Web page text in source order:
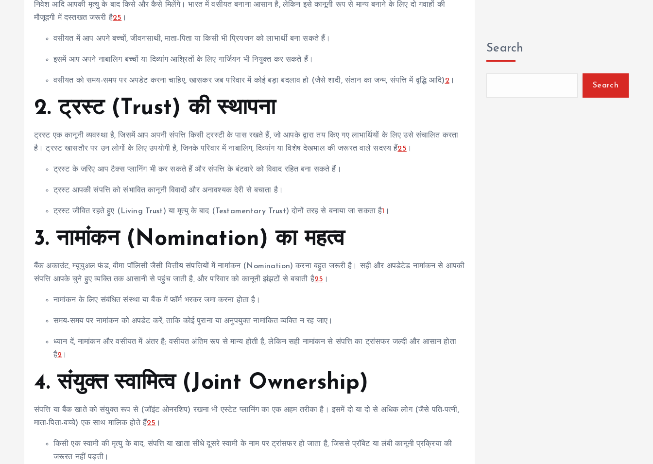
निवेश आदि आपकी मृत्यु के बाद किसे और कैसे मिलेंगे। भारत में वसीयत बनाना आसान है, लेकिन इसे कानूनी रूप से मान्य बनाने के लिए दो गवाहों की
मौजूदगी में दस्तखत जरूरी है25 ।
वसीयत में आप अपने बच्चों, जीवनसाथी, माता-पिता या किसी भी प्रियजन को लाभार्थी बना सकते हैं।
इसमें आप अपने नाबालिग बच्चों या दिव्यांग आश्रितों के लिए गार्जियन भी नियुक्त कर सकते हैं।
वसीयत को समय-समय पर अपडेट करना चाहिए, खासकर जब परिवार में कोई बड़ा बदलाव हो (जैसे शादी, संतान का जन्म, संपत्ति में वृद्धि आदि)2।
2. ट्रस्ट (Trust) की स्थापना
ट्रस्ट एक कानूनी व्यवस्था है, जिसमें आप अपनी संपत्ति किसी ट्रस्टी के पास रखते हैं, जो आपके द्वारा तय किए गए लाभार्थियों के लिए उसे संचालित करता
है। ट्रस्ट खासतौर पर उन लोगों के लिए उपयोगी है, जिनके परिवार में नाबालिग, दिव्यांग या विशेष देखभाल की जरूरत वाले सदस्य हैं25 ।
ट्रस्ट के जरिए आप टैक्स प्लानिंग भी कर सकते हैं और संपत्ति के बंटवारे को विवाद रहित बना सकते हैं।
ट्रस्ट आपकी संपत्ति को संभावित कानूनी विवादों और अनावश्यक देरी से बचाता है।
ट्रस्ट जीवित रहते हुए (Living Trust) या मृत्यु के बाद (Testamentary Trust) दोनों तरह से बनाया जा सकता है1 ।
3. नामांकन (Nomination) का महत्व
बैंक अकाउंट, म्यूचुअल फंड, बीमा पॉलिसी जैसी वित्तीय संपत्तियों में नामांकन (Nomination) करना बहुत जरूरी है। सही और अपडेटेड नामांकन से आपकी
संपत्ति आपके चुने हुए व्यक्ति तक आसानी से पहुंच जाती है, और परिवार को कानूनी झंझटों से बचाती है25 ।
नामांकन के लिए संबंधित संस्था या बैंक में फॉर्म भरकर जमा करना होता है।
समय-समय पर नामांकन को अपडेट करें, ताकि कोई पुराना या अनुपयुक्त नामांकित व्यक्ति न रह जाए।
ध्यान दें, नामांकन और वसीयत में अंतर है; वसीयत अंतिम रूप से मान्य होती है, लेकिन सही नामांकन से संपत्ति का ट्रांसफर जल्दी और आसान होता
है2 ।
4. संयुक्त स्वामित्व (Joint Ownership)
संपत्ति या बैंक खाते को संयुक्त रूप से (जॉइंट ओनरशिप) रखना भी एस्टेट प्लानिंग का एक अहम तरीका है। इसमें दो या दो से अधिक लोग (जैसे पति-पत्नी,
माता-पिता-बच्चे) एक साथ मालिक होते हैं25 ।
किसी एक स्वामी की मृत्यु के बाद, संपत्ति या खाता सीधे दूसरे स्वामी के नाम पर ट्रांसफर हो जाता है, जिससे प्रॉबेट या लंबी कानूनी प्रक्रिया की
जरूरत नहीं पड़ती।
Search
Search